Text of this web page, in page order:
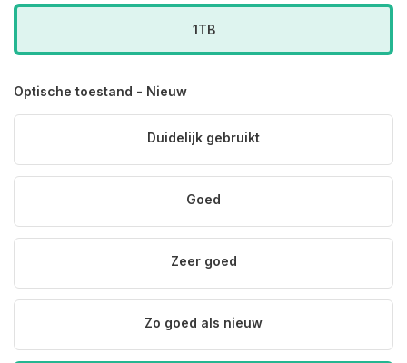
1TB
Optische toestand - Nieuw
Duidelijk gebruikt
Goed
Zeer goed
Zo goed als nieuw